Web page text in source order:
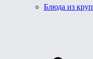
Блюда из круп